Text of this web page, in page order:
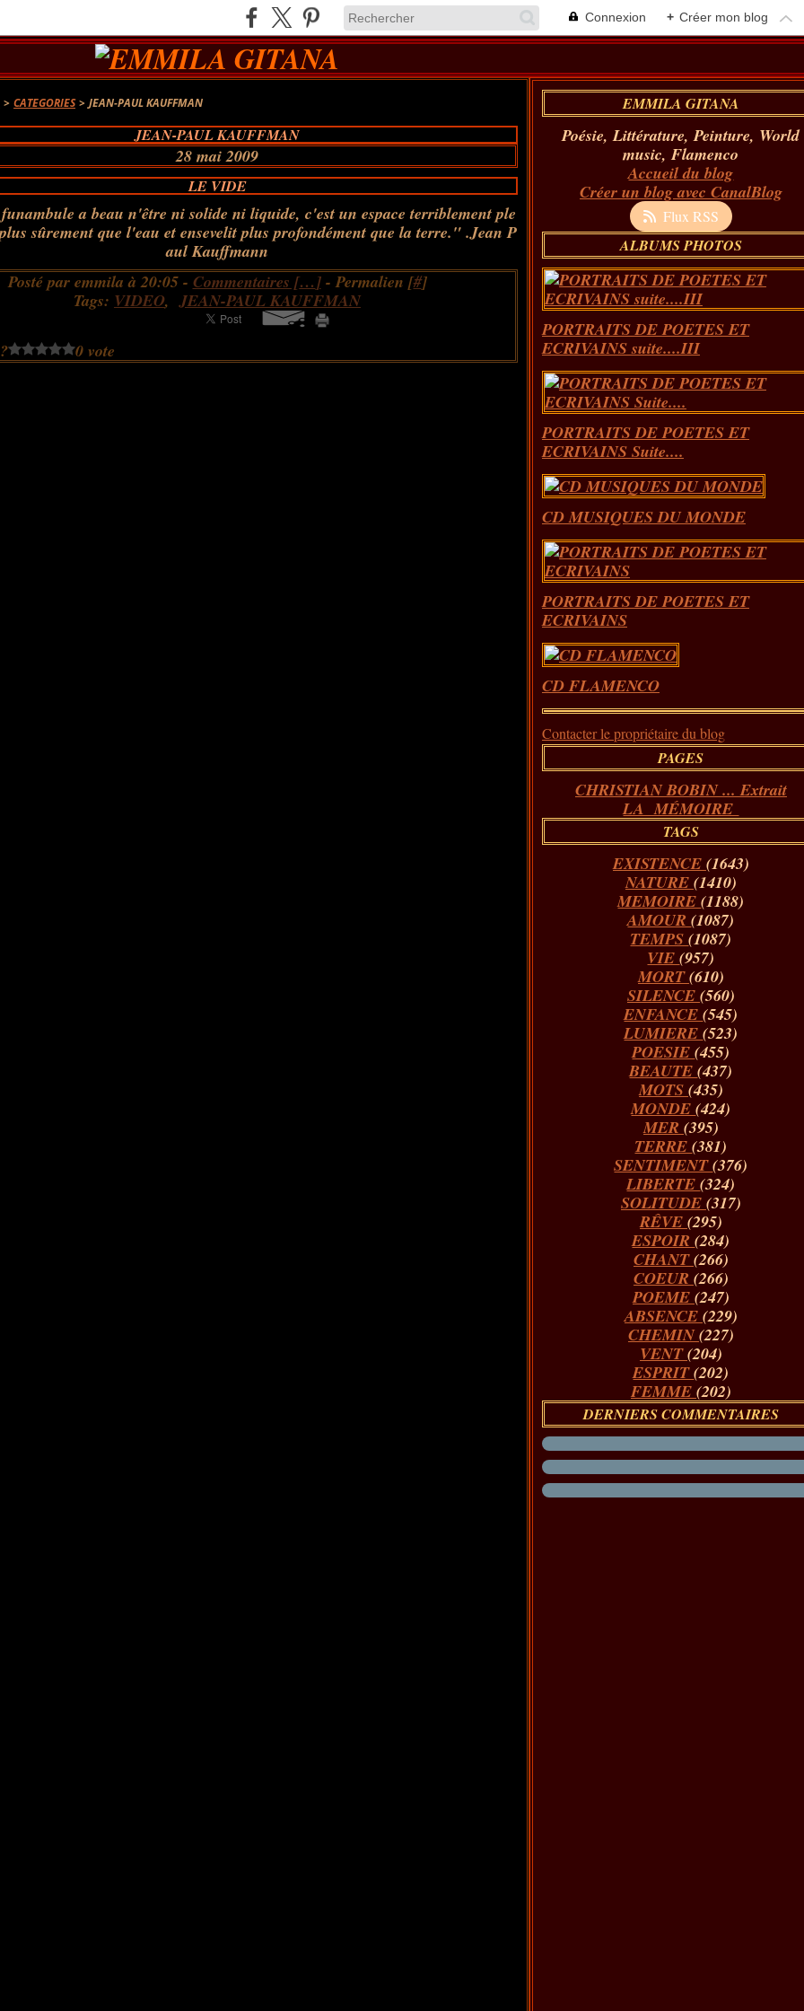
Connexion + Créer mon blog
> CATEGORIES > JEAN-PAUL KAUFFMAN
JEAN-PAUL KAUFFMAN
28 mai 2009
LE VIDE
a beau n'être ni solide ni liquide, c'est un espace terriblement ple
sûrement que l'eau et ensevelit plus profondément que la terre." .Jean P
aul Kauffmann
Posté par emmila à 20:05 - Commentaires […]- Permalien [#]
Tags: VIDEO,JEAN-PAUL KAUFFMAN
0 vote
EMMILA GITANA
Poésie, Littérature, Peinture, World
music, Flamenco
Accueil du blog
Créer un blog avec CanalBlog
Flux RSS
ALBUMS PHOTOS
PORTRAITS DE POETES ET
ECRIVAINS suite....III
PORTRAITS DE POETES ET
ECRIVAINS Suite....
CD MUSIQUES DU MONDE
PORTRAITS DE POETES ET
ECRIVAINS
CD FLAMENCO
Contacter le propriétaire du blog
PAGES
CHRISTIAN BOBIN ... Extrait
LA MÉMOIRE
TAGS
EXISTENCE (1643)
NATURE (1410)
MEMOIRE(1188)
AMOUR(1087)
TEMPS(1087)
VIE(957)
MORT(610)
SILENCE (560)
ENFANCE(545)
LUMIERE(523)
POESIE(455)
BEAUTE(437)
MOTS (435)
MONDE(424)
MER (395)
TERRE(381)
SENTIMENT(376)
LIBERTE(324)
SOLITUDE (317)
RÊVE (295)
ESPOIR(284)
CHANT(266)
COEUR (266)
POEME (247)
ABSENCE (229)
CHEMIN(227)
VENT(204)
ESPRIT(202)
FEMME (202)
DERNIERS COMMENTAIRES